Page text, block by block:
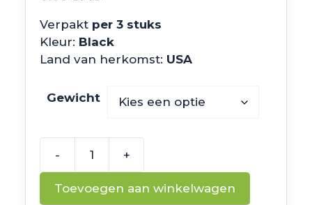
was:
€6.99.
is:
€3.49.
Verpakt per 3 stuks
Kleur: Black
Land van herkomst: USA
Gewicht
-
Warlock
+
Toevoegen aan winkelwagen